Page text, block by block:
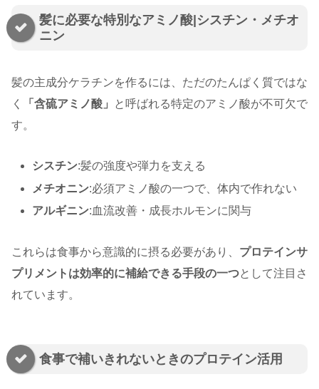
髪に必要な特別なアミノ酸|シスチン・メチオ
ニン
髪の主成分ケラチンを作るには、ただのたんぱく質ではな
く
「含硫アミノ酸」
と呼ばれる特定のアミノ酸が不可欠で
す。
シスチン:髪の強度や弾力を支える
メチオニン:必須アミノ酸の一つで、体内で作れない
アルギニン:血流改善・成長ホルモンに関与
これらは食事から意識的に摂る必要があり、 プロテインサ
プリメントは効率的に補給できる手段の一つとして注目さ
れています。
食事で補いきれないときのプロテイン活用